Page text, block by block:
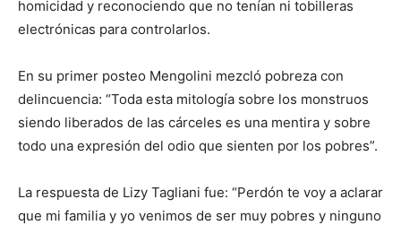
homicidad y reconociendo que no tenían ni tobilleras
electrónicas para controlarlos.
En su primer posteo Mengolini mezcló pobreza con
delincuencia: “Toda esta mitología sobre los monstruos
siendo liberados de las cárceles es una mentira y sobre
todo una expresión del odio que sienten por los pobres”.
La respuesta de Lizy Tagliani fue: “Perdón te voy a aclarar
que mi familia y yo venimos de ser muy pobres y ninguno